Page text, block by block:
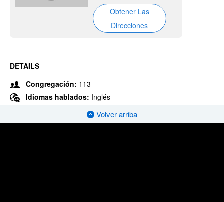
Obtener Las
Direcciones
DETAILS
Congregación: 113
Idiomas hablados: Inglés
Volver arriba